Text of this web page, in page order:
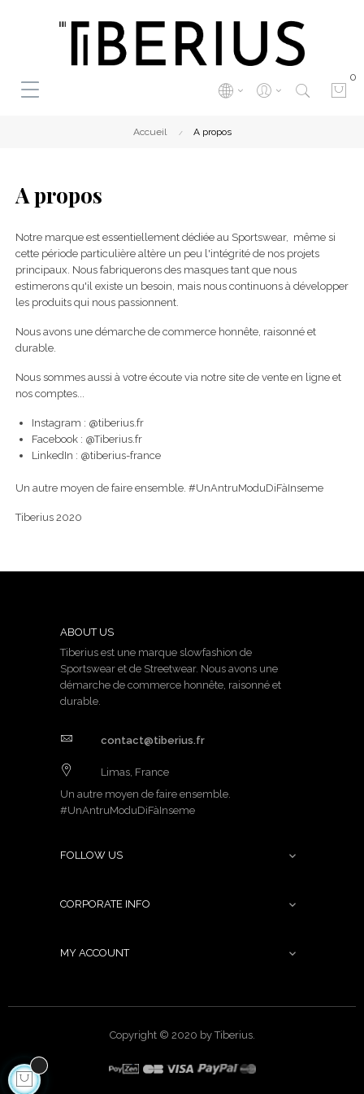
0
Accueil A propos
A propos
Notre marque est essentiellement dédiée au Sportswear, même si
cette période particulière altère un peu l'intégrité de nos projets
principaux. Nous fabriquerons des masques tant que nous
estimerons qu'il existe un besoin, mais nous continuons à développer
les produits qui nous passionnent.
Nous avons une démarche de commerce honnête, raisonné et
durable.
Nous sommes aussi à votre écoute via notre site de vente en ligne et
nos comptes...
Instagram : @tiberius.fr
Facebook : @Tiberius.fr
LinkedIn : @tiberius-france
Un autre moyen de faire ensemble. #UnAntruModuDiFàInseme
Tiberius 2020
ABOUT US
Tiberius est une marque slowfashion de
Sportswear et de Streetwear. Nous avons une
démarche de commerce honnête, raisonné et
durable.
contact@tiberius.fr
Limas, France
Un autre moyen de faire ensemble.
#UnAntruModuDiFàInseme
FOLLOW US 
CORPORATE INFO 
MY ACCOUNT 
Copyright © 2020 by Tiberius.